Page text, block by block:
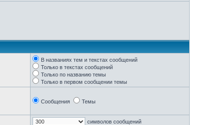
В названиях тем и текстах сообщений
Только в текстах сообщений
Только по названию темы
Только в первом сообщении темы
Сообщения Темы
символов сообщений